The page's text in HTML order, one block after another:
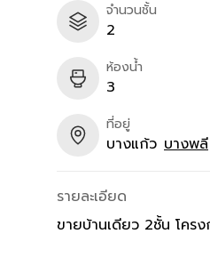
จำนวนชั้น
2
ห้องน้ำ
3
ที่อยู่
บางแก้ว บางพลี
รายละเอียด
ขายบ้านเดียว 2ชั้น โคร